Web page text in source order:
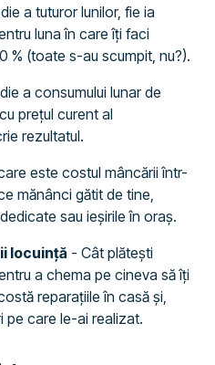
a tuturor lunilor, fie ia
luna în care îți faci
% (toate s-au scumpit, nu?).
a consumului lunar de
prețul curent al
rezultatul.
este costul mâncării într-
mănânci gătit de tine,
sau ieșirile în oraș.
locuință - Cât plătești
a chema pe cineva să îți
reparațiile în casă și,
pe care le-ai realizat.